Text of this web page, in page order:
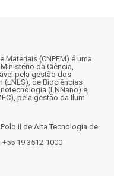
Materiais (CNPEM) é uma
da Ciência,
pela gestão dos
(LNLS), de Biociências
(LNNano) e,
pela gestão da Ilum
II de Alta Tecnologia de
+55 19 3512-1000